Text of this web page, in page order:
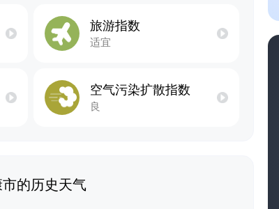
旅游指数
适宜
空气污染扩散指数
良
的历史天气